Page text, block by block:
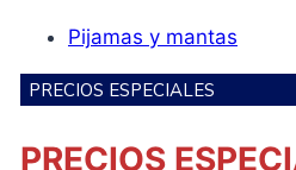
Pijamas y mantas
PRECIOS ESPECIALES
PRECIOS